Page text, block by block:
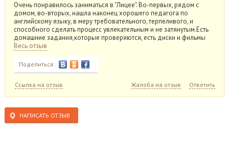
Очень понравилось заниматься в "Лицее". Во-первых, рядом с
домом, во-вторых, нашла наконец хорошего педагога по
английскому языку, в меру требовательного, терпеливого, и
способного сделать процесс увлекательным и не затянутым.Есть
домашние задания,которые проверяются, есть диски и фильмы
Весь отзыв
Поделиться:
Ссылка на отзыв Жалоба на отзыв Ответить
НАПИСАТЬ ОТЗЫВ